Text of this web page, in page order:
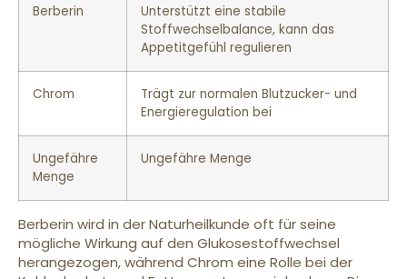
Berberin
Unterstützt eine stabile
Stoffwechselbalance, kann das
Appetitgefühl regulieren
Chrom
Trägt zur normalen Blutzucker- und
Energieregulation bei
Ungefähre
Menge
Ungefähre Menge
Berberin wird in der Naturheilkunde oft für seine
mögliche Wirkung auf den Glukosestoffwechsel
herangezogen, während Chrom eine Rolle bei der